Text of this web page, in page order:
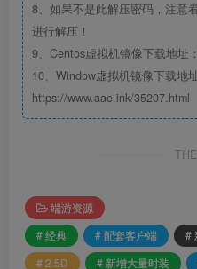
8、如果不是此解压密码，注意
进行解压！
9、Centos虚拟机镜像下载地址
10、Window虚拟机镜像下载地
https://www.aae.ink/35207.html
端游资源
# 经典
# 配套客户端 #
# 2.5D
# 新增大量时装